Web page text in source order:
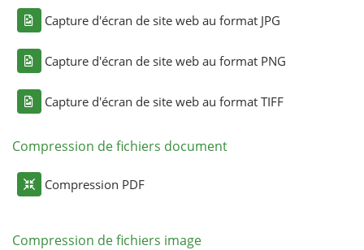
Capture d'écran de site web au format JPG
Capture d'écran de site web au format PNG
Capture d'écran de site web au format TIFF
Compression de fichiers document
Compression PDF
Compression de fichiers image